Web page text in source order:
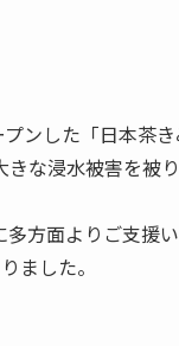
ンした「日本茶
な浸水被害を被
方面よりご支援
ました。